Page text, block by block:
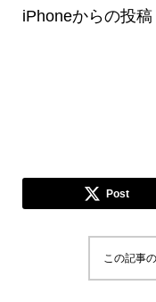
iPhoneからの投稿
Post
この記事